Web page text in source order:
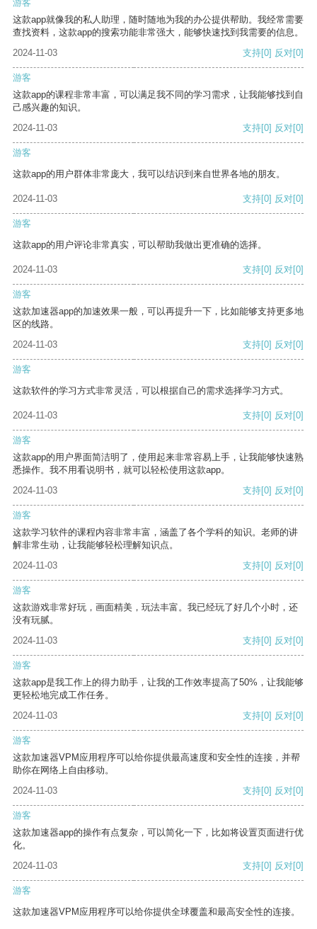
游客
这款app就像我的私人助理，随时随地为我的办公提供帮助。我经常需要
查找资料，这款app的搜索功能非常强大，能够快速找到我需要的信息。
2024-11-03
支持[0] 反对[0]
游客
这款app的课程非常丰富，可以满足我不同的学习需求，让我能够找到自
己感兴趣的知识。
2024-11-03
支持[0] 反对[0]
游客
这款app的用户群体非常庞大，我可以结识到来自世界各地的朋友。
2024-11-03 支持[0] 反对[0]
游客
这款app的用户评论非常真实，可以帮助我做出更准确的选择。
2024-11-03 支持[0] 反对[0]
游客
这款加速器app的加速效果一般，可以再提升一下，比如能够支持更多地
区的线路。
2024-11-03
支持[0] 反对[0]
游客
这款软件的学习方式非常灵活，可以根据自己的需求选择学习方式。
2024-11-03 支持[0] 反对[0]
游客
这款app的用户界面简洁明了，使用起来非常容易上手，让我能够快速熟
悉操作。我不用看说明书，就可以轻松使用这款app。
2024-11-03
支持[0] 反对[0]
游客
这款学习软件的课程内容非常丰富，涵盖了各个学科的知识。老师的讲
解非常生动，让我能够轻松理解知识点。
2024-11-03
支持[0] 反对[0]
游客
这款游戏非常好玩，画面精美，玩法丰富。我已经玩了好几个小时，还
没有玩腻。
2024-11-03
支持[0] 反对[0]
游客
这款app是我工作上的得力助手，让我的工作效率提高了50%，让我能够
更轻松地完成工作任务。
2024-11-03
支持[0] 反对[0]
游客
这款加速器VPM应用程序可以给你提供最高速度和安全性的连接，并帮
助你在网络上自由移动。
2024-11-03
支持[0] 反对[0]
游客
这款加速器app的操作有点复杂，可以简化一下，比如将设置页面进行优
化。
2024-11-03
支持[0] 反对[0]
游客
这款加速器VPM应用程序可以给你提供全球覆盖和最高安全性的连接。